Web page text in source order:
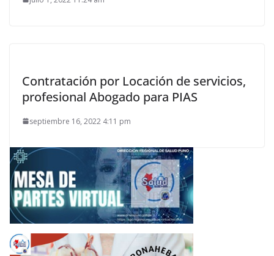
Contratación por Locación de servicios,
profesional Abogado para PIAS
septiembre 16, 2022 4:11 pm